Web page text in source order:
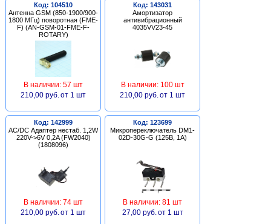
Код: 104510
Антенна GSM (850-1900/900-
1800 МГц) поворотная (FME-
F) (AN-GSM-01-FME-F-
ROTARY)
В наличии: 57 шт
210,00 руб. от 1 шт
Код: 143031
Амортизатор
антивибрационный
4035VV23-45
В наличии: 100 шт
210,00 руб. от 1 шт
Код: 142999
AC/DC Адаптер нестаб. 1,2W
220V->6V 0,2A (FW2040)
(1808096)
В наличии: 74 шт
210,00 руб. от 1 шт
Код: 123699
Микропереключатель DM1-
02D-30G-G (125В, 1А)
В наличии: 81 шт
27,00 руб. от 1 шт